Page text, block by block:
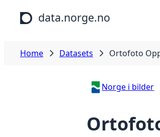
Skip to main content
data.norge.no
Home Datasets Ortofoto
Norge i bilder